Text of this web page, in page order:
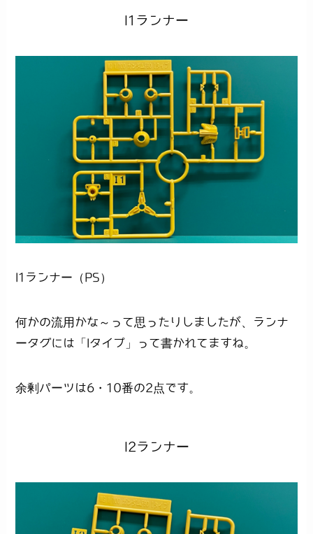
I1ランナー
I1ランナー（PS）
何かの流用かな～って思ったりしましたが、ランナ
ータグには「Iタイプ」って書かれてますね。
余剰パーツは6・10番の2点です。
I2ランナー